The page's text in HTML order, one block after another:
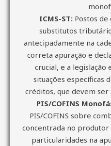
ICMS-ST: Postos
substitutos
antecipadamente na
correta apuração e
crucial, e a
situações específicas
créditos, que devem ser
PIS/COFINS
PIS/COFINS sobre
concentrada no
particularidades na